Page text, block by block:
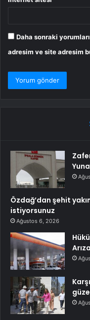
Daha sonraki
adresim ve site adresim
Özdağ’dan şehit
istiyorsunuz
Ağustos 6, 2026